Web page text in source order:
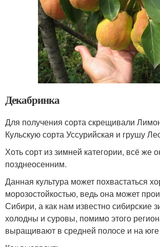
Декабринка
Для получения сорта скрещивали
Кульскую сорта Уссурийская и грушу
Хоть сорт из зимней категории, всё же
позднеосенним.
Данная культура может похвастаться
морозостойкостью, ведь она может
Сибири, а как нам известно сибирские
холодны и суровы, помимо этого
выращивают в средней полосе и на